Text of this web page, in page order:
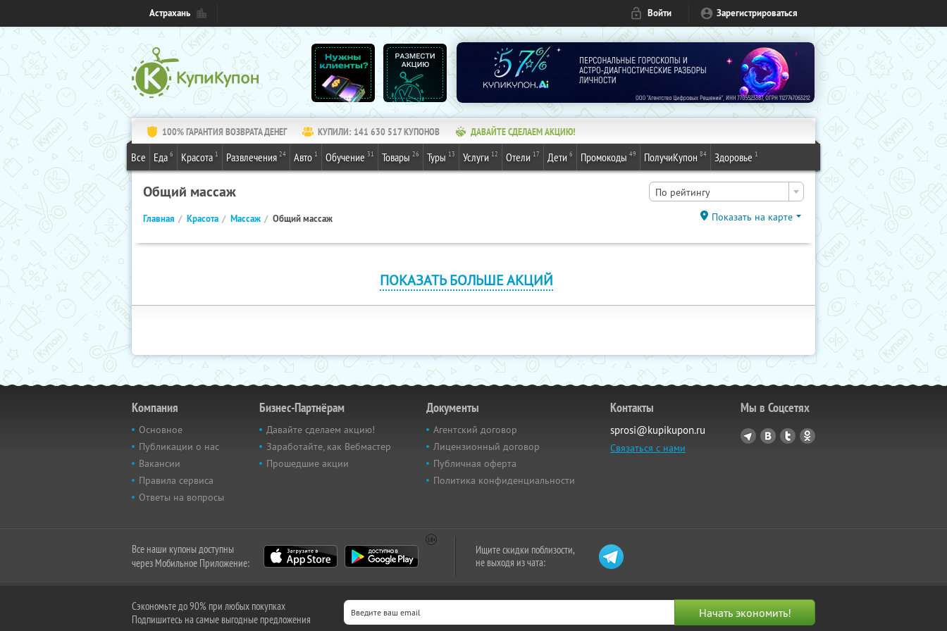
Астрахань Войти Зарегистрироваться
100% ГАРАНТИЯ ВОЗВРАТА ДЕНЕГ КУПИЛИ: 141 630 517КУПОНОВ ДАВАЙТЕ СДЕЛАЕМ АКЦИЮ!
Все Еда 6 Красота 1 Развлечения 24 Авто 1 Обучение 31 Товары 26 Туры 13 Услуги 12 Отели 17 Дети 6 Промокоды 49 ПолучиКупон 84 Здоровье 1
Общий массаж По рейтингу
Главная Красота Массаж Общий массаж Показать на карте
ПОКАЗАТЬ БОЛЬШЕ АКЦИЙ
Компания
Основное
Публикации о нас
Вакансии
Правила сервиса
Ответы на вопросы
Бизнес-Партнёрам
Давайте сделаем акцию!
Заработайте, как Вебмастер
Прошедшие акции
Документы
Агентский договор
Лицензионный договор
Публичная оферта
Политика конфиденциальности
Контакты
sprosi@kupikupon.ru
Связаться с нами
Мы в Соцсетях
Все наши купоны доступны
через Мобильное Приложение:
Ищите скидки поблизости,
не выходя из чата:
Сэкономьте до 90% при любых покупках
Подпишитесь на самые выгодные предложения